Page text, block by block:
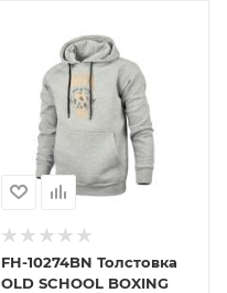
FH-10274BN Толстовка
OLD SCHOOL BOXING